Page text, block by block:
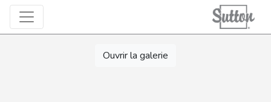
Ouvrir la galerie